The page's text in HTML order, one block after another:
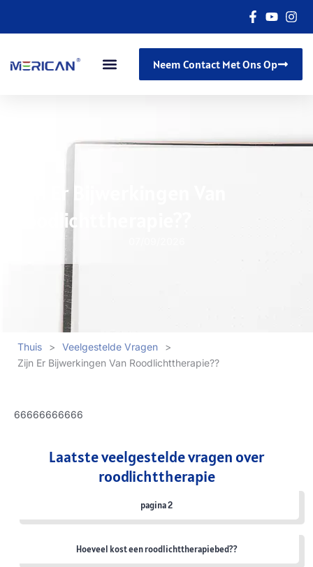
Neem Contact Met Ons Op
Zijn Er Bijwerkingen Van
Roodlichttherapie??
Thuis > Veelgestelde Vragen
>
Zijn Er Bijwerkingen Van Roodlichttherapie??
66666666666
Laatste veelgestelde vragen over
roodlichttherapie
pagina 2
Hoeveel kost een roodlichttherapiebed??